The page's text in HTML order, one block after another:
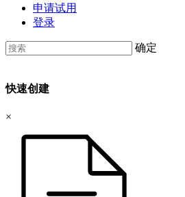
申请试用
登录
确定
快速创建
×